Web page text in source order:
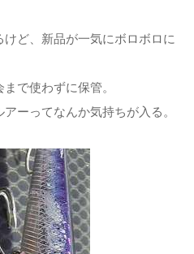
ど、新品が一気にボロボロに
で使わずに保管。
ーってなんか気持ちが入る。